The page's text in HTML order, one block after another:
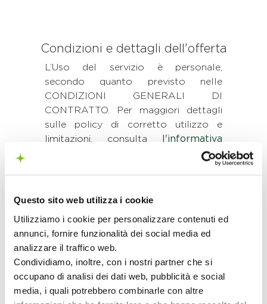
Questo sito web utilizza i cookie
Utilizziamo i cookie per personalizzare contenuti ed
annunci, fornire funzionalità dei social media ed
analizzare il traffico web.
Condividiamo, inoltre, con i nostri partner che si
occupano di analisi dei dati web, pubblicità e social
media, i quali potrebbero combinarle con altre
Condizioni e dettagli dell'offerta
L’Uso del servizio è personale,
secondo quanto previsto nelle
CONDIZIONI GENERALI DI
CONTRATTO. Per maggiori dettagli
sulle policy di corretto utilizzo e
limitazioni, consulta l'informativa
condizioni generali di
Gestione dell'Offerta
Estero